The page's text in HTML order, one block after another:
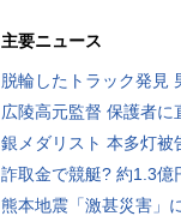
主要ニュース
脱輪したトラック発見
広陵高元監督 保護者に
銀メダリスト 本多灯被
詐取金で競艇? 約1.3億
熊本地震「激甚災害」